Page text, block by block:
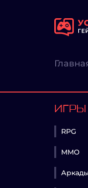
RPG
MMO
Аркады